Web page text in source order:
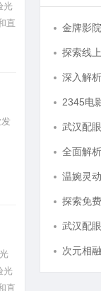
光
直
光
直
武汉配
探索免
武汉配